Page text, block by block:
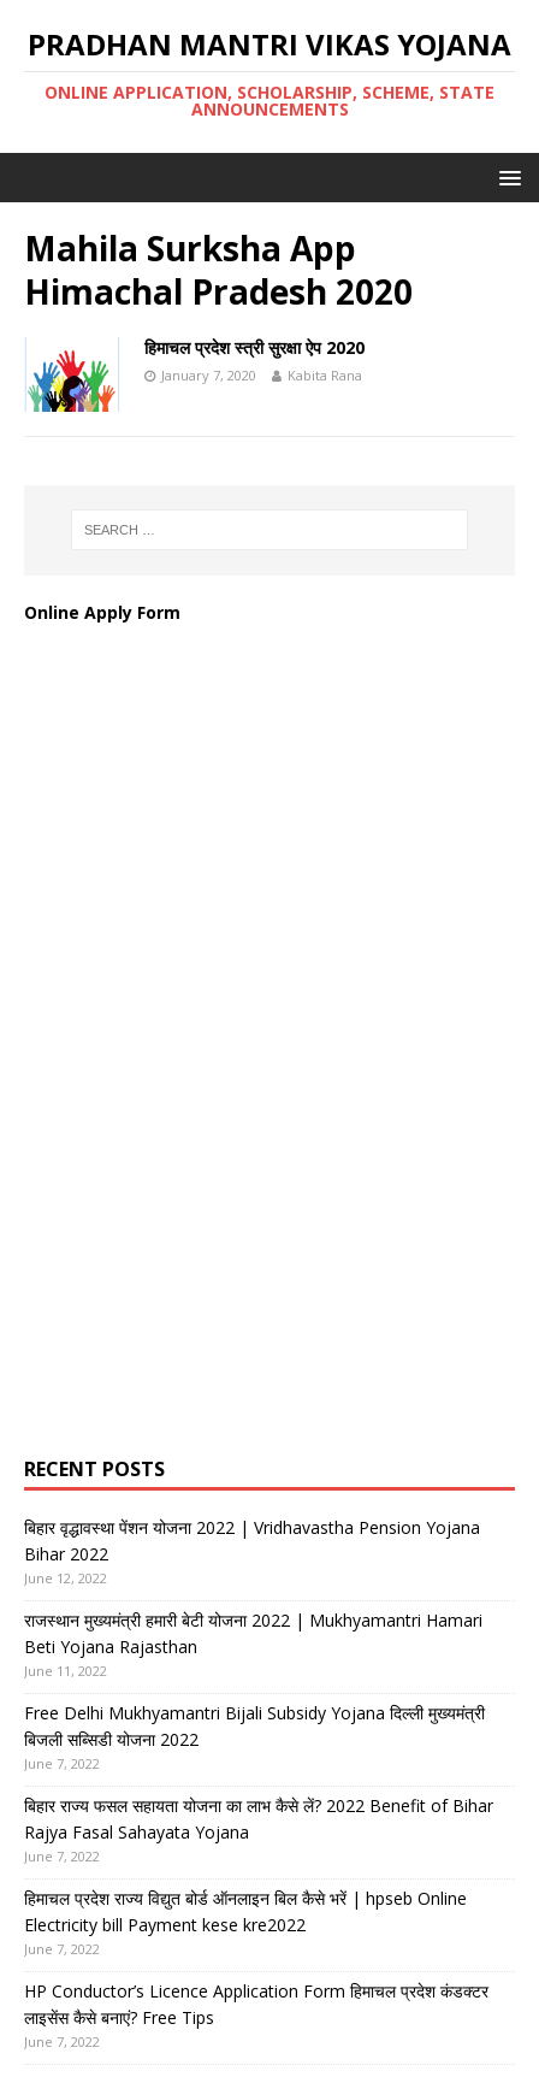
PRADHAN MANTRI VIKAS YOJANA
ONLINE APPLICATION, SCHOLARSHIP, SCHEME, STATE
ANNOUNCEMENTS
Mahila Surksha App
Himachal Pradesh 2020
हिमाचल प्रदेश स्त्री सुरक्षा ऐप 2020
January 7, 2020 Kabita Rana
Online Apply Form
RECENT POSTS
बिहार वृद्धावस्था पेंशन योजना 2022 | Vridhavastha Pension Yojana
Bihar 2022
June 12, 2022
राजस्थान मुख्यमंत्री हमारी बेटी योजना 2022 | Mukhyamantri Hamari
Beti Yojana Rajasthan
June 11, 2022
Free Delhi Mukhyamantri Bijali Subsidy Yojana दिल्ली मुख्यमंत्री
बिजली सब्सिडी योजना 2022
June 7, 2022
बिहार राज्य फसल सहायता योजना का लाभ कैसे लें? 2022 Benefit of Bihar
Rajya Fasal Sahayata Yojana
June 7, 2022
हिमाचल प्रदेश राज्य विद्युत बोर्ड ऑनलाइन बिल कैसे भरें | hpseb Online
Electricity bill Payment kese kre2022
June 7, 2022
HP Conductor’s Licence Application Form हिमाचल प्रदेश कंडक्टर
लाइसेंस कैसे बनाएं? Free Tips
June 7, 2022